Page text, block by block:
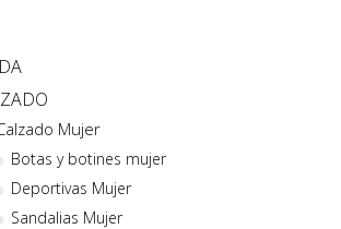
Mujer
Botas y botines mujer
Deportivas Mujer
Sandalias Mujer